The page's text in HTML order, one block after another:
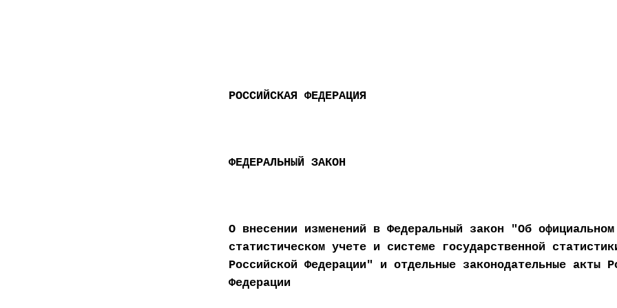
РОССИЙСКАЯ ФЕДЕРАЦИЯ
ФЕДЕРАЛЬНЫЙ ЗАКОН
О внесении изменений в Федеральный закон "Об официальном
статистическом учете и системе государственной
Российской Федерации" и отдельные законодательные акты
Федерации